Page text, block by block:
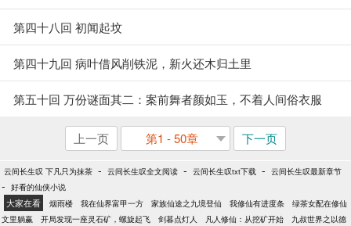
第四十八回 初闻起坟
第四十九回 病叶借风削铁泥，新火还木归土里
第五十回 万份谜面其二：案前舞者颜如玉，不着人间俗衣服
上一页 第1 - 50章 下一页
云间长生叹 下凡只为抹茶 - 云间长生叹全文阅读 - 云间长生叹txt下载 - 云间长生叹最新章节
- 好看的仙侠小说
大家在看 烟雨楼 我在仙界富甲一方 家族仙途之九境登仙 我修仙有进度条
绿茶女配在修仙
文里躺赢
开局发现一座灵石矿，螺旋起飞 剑暮点灯人 凡人修仙：从挖矿开始
九叔世界之以德